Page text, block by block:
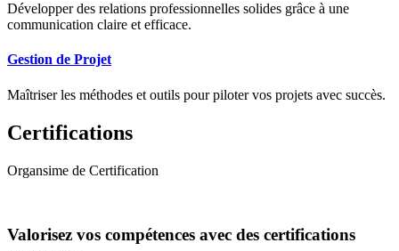
Développer des relations professionnelles solides grâce à une
communication claire et efficace.
Gestion de Projet
Maîtriser les méthodes et outils pour piloter vos projets avec succès.
Certifications
Organsime de Certification
Valorisez vos compétences avec des certifications